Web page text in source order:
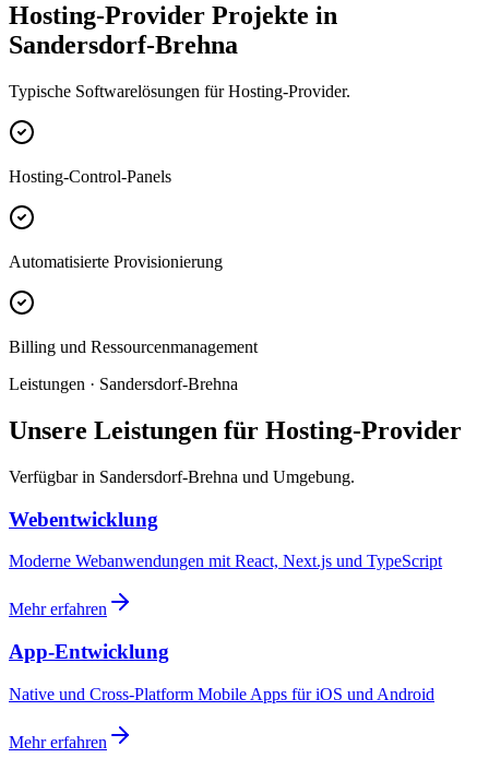
Hosting-Provider Projekte in
Sandersdorf-Brehna
Typische Softwarelösungen für Hosting-Provider.
Hosting-Control-Panels
Automatisierte Provisionierung
Billing und Ressourcenmanagement
Leistungen · Sandersdorf-Brehna
Unsere Leistungen für Hosting-Provider
Verfügbar in Sandersdorf-Brehna und Umgebung.
Webentwicklung
Moderne Webanwendungen mit React, Next.js und TypeScript
Mehr erfahren
App-Entwicklung
Native und Cross-Platform Mobile Apps für iOS und Android
Mehr erfahren